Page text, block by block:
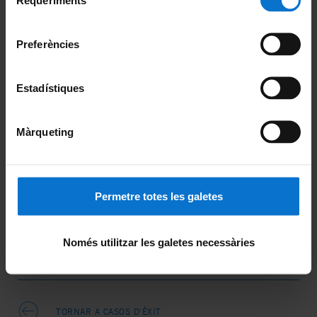
Preferències
Estadístiques
Màrqueting
Permetre totes les galetes
Només utilitzar les galetes necessàries
La Universitat de Barcelona coordina IMPACT, un projecte
TORNAR A CASOS D'ÈXIT